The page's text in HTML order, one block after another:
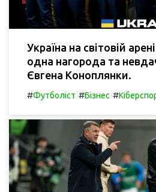
Україна на світовій
одна нагорода та
Євгена Коноплянки.
#Футболіст #Бізнес #